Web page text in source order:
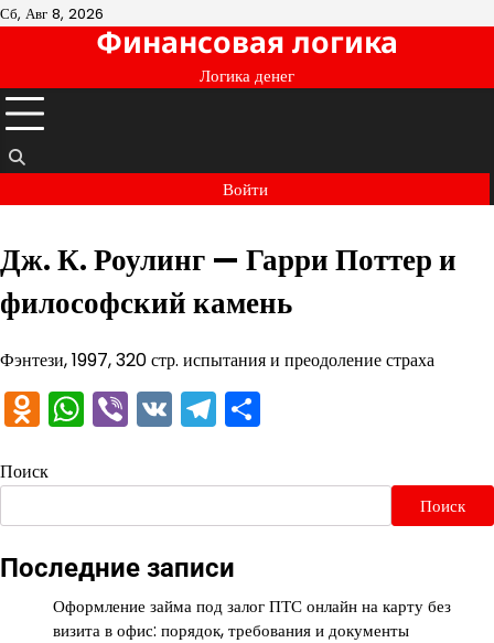
Перейти
Сб, Авг 8, 2026
Финансовая логика
Логика денег
Войти
Дж. К. Роулинг — Гарри Поттер и
философский камень
Фэнтези, 1997, 320 стр. испытания и преодоление страха
Odnoklassniki
WhatsApp
Viber
VKTelegram
Поиск
Поиск
Последние записи
Оформление займа под залог ПТС онлайн на карту без
визита в офис: порядок, требования и документы